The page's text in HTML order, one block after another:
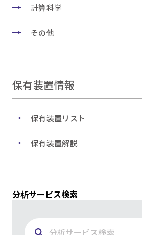
計算科学
その他
保有装置情報
保有装置リスト
保有装置解説
分析サービス検索